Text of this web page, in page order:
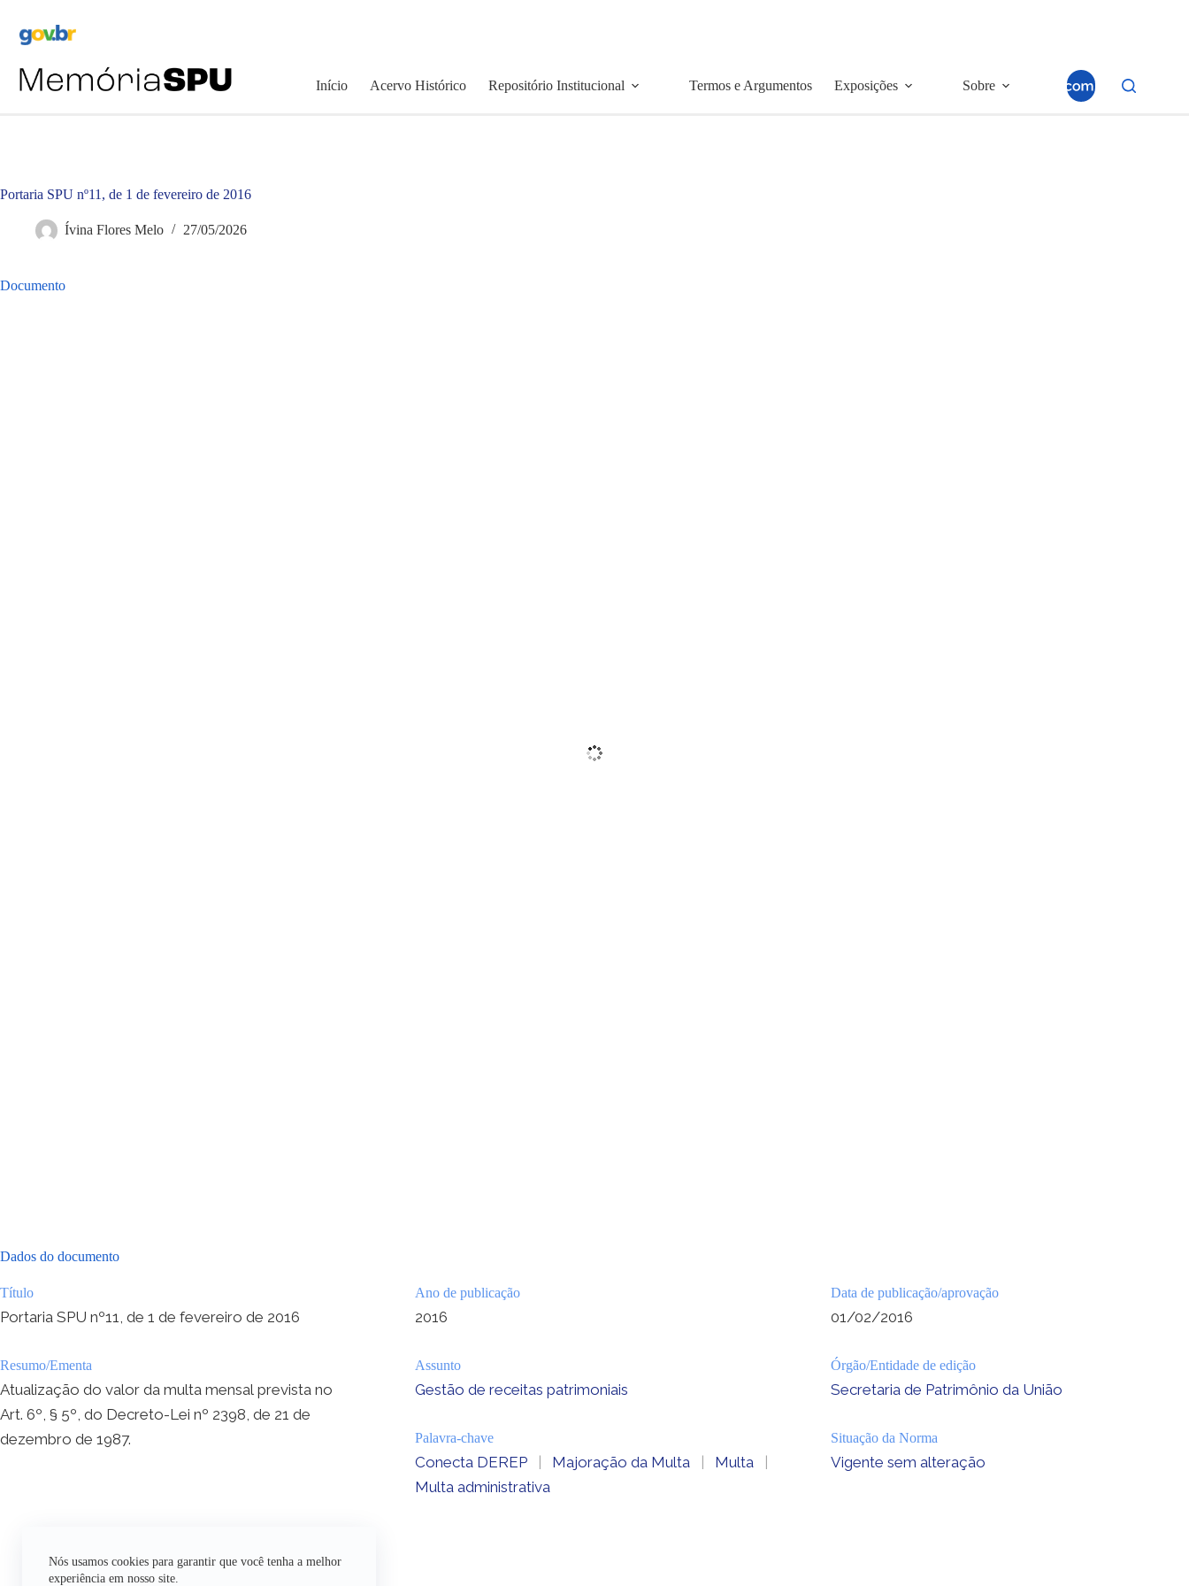
Nós usamos cookies para garantir que você tenha a melhor
experiência em nosso site.
Início Acervo Histórico Repositório Institucional Termos e Argumentos Exposições Sobre
Portaria SPU nº11, de 1 de fevereiro de 2016
Ívina Flores Melo 27/05/2026
Documento
Dados do documento
Título
Portaria SPU nº11, de 1 de fevereiro de 2016
Resumo/Ementa
Atualização do valor da multa mensal prevista no
Art. 6º, § 5º, do Decreto-Lei nº 2398, de 21 de
dezembro de 1987.
Ano de publicação
2016
Assunto
Gestão de receitas patrimoniais
Palavra-chave
Conecta DEREP | Majoração da Multa | Multa
|
Multa administrativa
Data de publicação/aprovação
01/02/2016
Órgão/Entidade de edição
Secretaria de Patrimônio da União
Situação da Norma
Vigente sem alteração